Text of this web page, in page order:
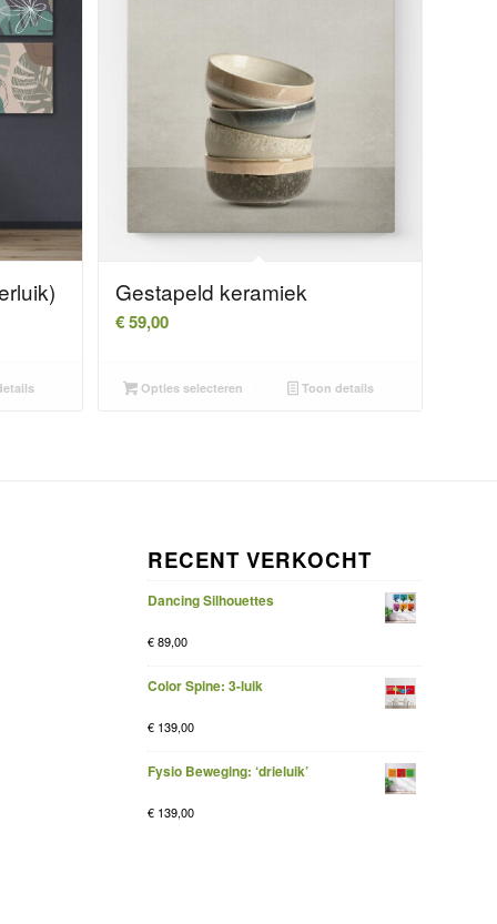
Gestapeld keramiek
€59,00
Opties selecteren Toon details
RECENT VERKOCHT
Dancing Silhouettes
€89,00
Color Spine: 3-luik
€139,00
Fysio Beweging: ‘drieluik’
€139,00